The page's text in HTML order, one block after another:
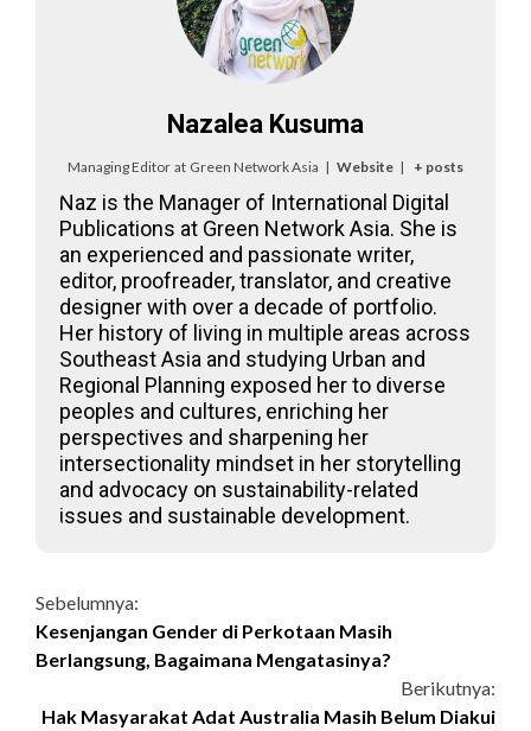
Nazalea Kusuma
Managing Editor at Green Network Asia | Website | + posts
Naz is the Manager of International Digital
Publications at Green Network Asia. She is
an experienced and passionate writer,
editor, proofreader, translator, and creative
designer with over a decade of portfolio.
Her history of living in multiple areas across
Southeast Asia and studying Urban and
Regional Planning exposed her to diverse
peoples and cultures, enriching her
perspectives and sharpening her
intersectionality mindset in her storytelling
and advocacy on sustainability-related
issues and sustainable development.
Continue
Reading
Sebelumnya:
Kesenjangan Gender di Perkotaan Masih
Berlangsung, Bagaimana Mengatasinya?
Berikutnya:
Hak Masyarakat Adat Australia Masih Belum Diakui